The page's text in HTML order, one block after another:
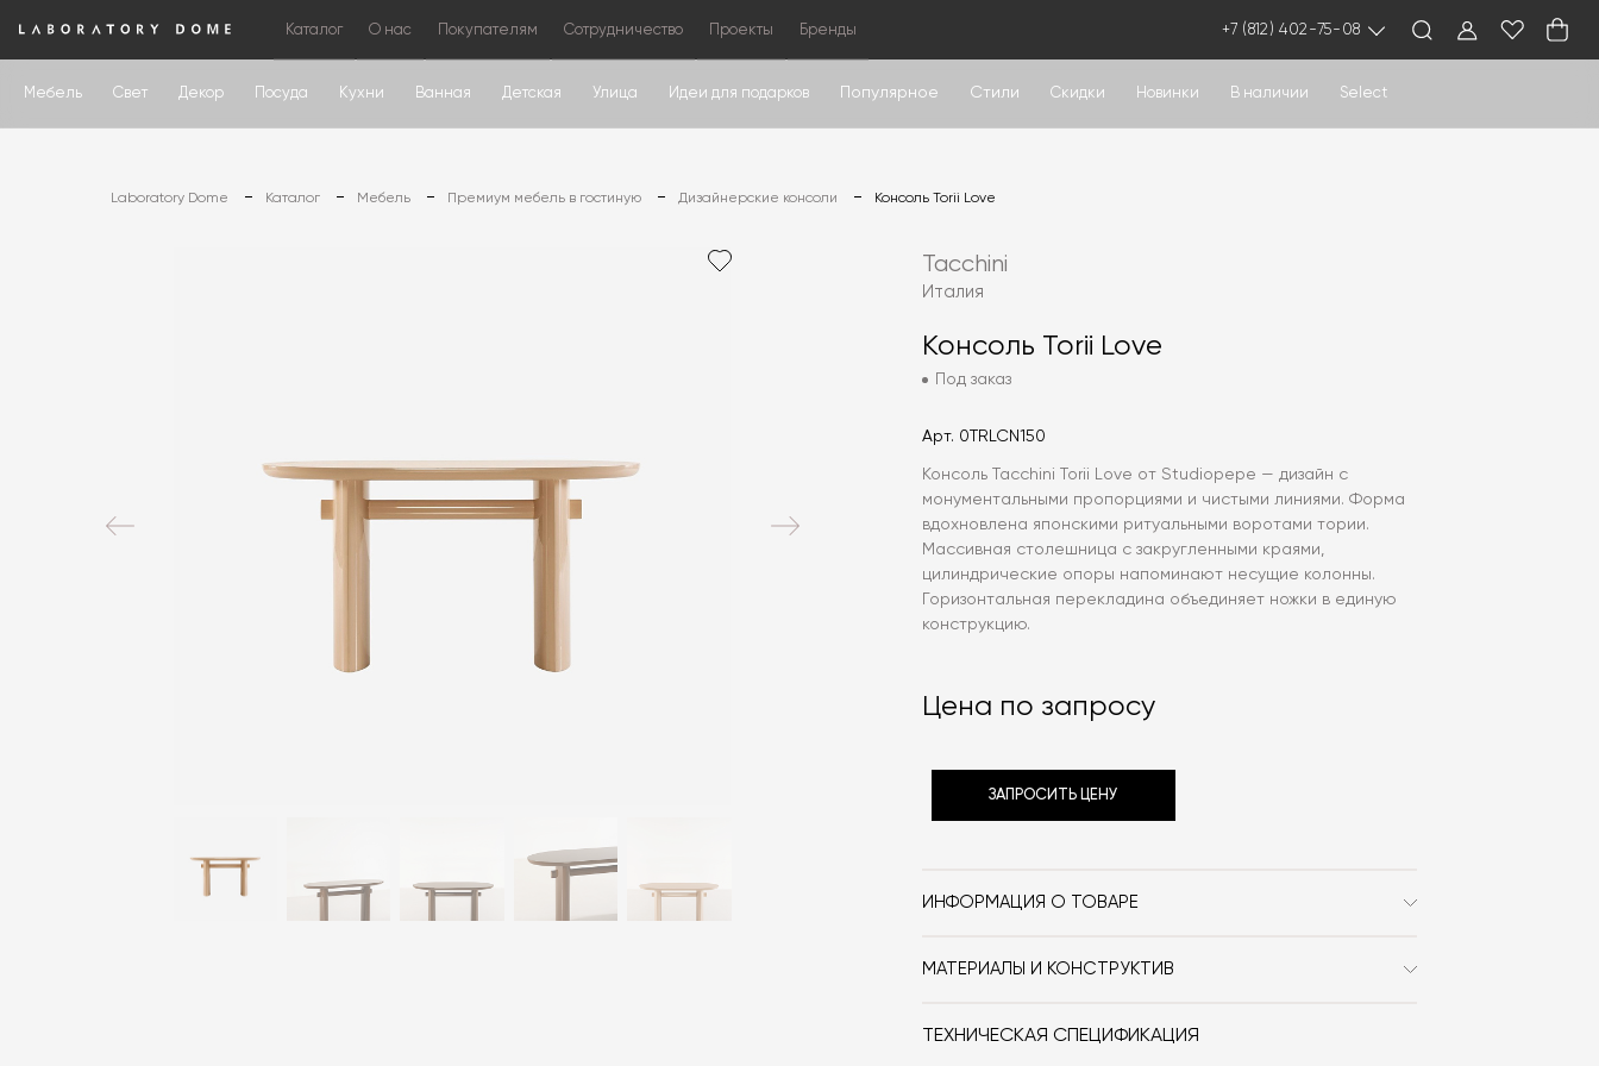
Каталог О нас Покупателям Сотрудничество Проекты Бренды +7 (812) 402-75-08
Мебель Свет Декор Посуда Кухни Ванная Детская Улица Идеи для подарков Популярное Стили Скидки Новинки В наличии Select
Laboratory Dome Каталог Мебель Премиум мебель в гостиную Дизайнерские консоли Консоль Torii Love
Tacchini
Италия
Консоль Torii Love
Под заказ
Арт. 0TRLCN150
Консоль Tacchini Torii Love от Studiopepe — дизайн с
монументальными пропорциями и чистыми линиями. Форма
вдохновлена японскими ритуальными воротами тории.
Массивная столешница с закругленными краями,
цилиндрические опоры напоминают несущие колонны.
Горизонтальная перекладина объединяет ножки в единую
конструкцию.
Цена по запросу
ЗАПРОСИТЬ ЦЕНУ
ИНФОРМАЦИЯ О ТОВАРЕ
Стиль Современный
Особенности
МАТЕРИАЛЫ И КОНСТРУКТИВ
ТЕХНИЧЕСКАЯ СПЕЦИФИКАЦИЯ